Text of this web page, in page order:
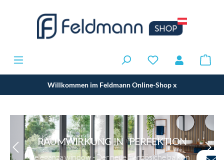
Willkommen im Feldmann Online-Shopx
RAUMWIRKUNG IN PERFEKTION
eleganza window - Der neue französiche balkon